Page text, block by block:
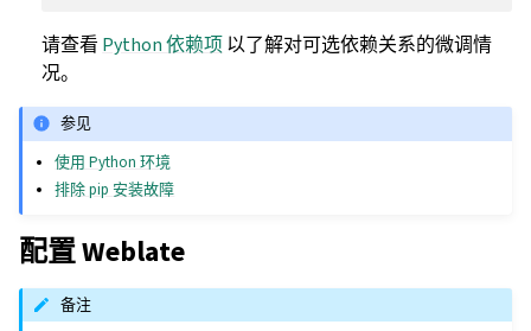
请查看 Python 依赖项以了解对可选依赖关系的微调情
况。
参见
使用 Python 环境
排除 pip 安装故障
配置 Weblate
备注